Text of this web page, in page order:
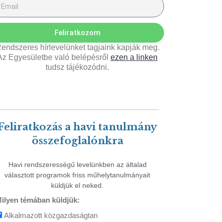
Feliratkozom
hírlevelünket tagjaink kapják meg.
Egyesületbe való belépésről ezen a linken
tudsz tájékozódni.
a havi tanulmány
összefoglalónkra
Havi rendszerességű levelünkben az általad
választott programok friss műhelytanulmányait
küldjük el neked.
témában küldjük:
Alkalmazott közgazdaságtan